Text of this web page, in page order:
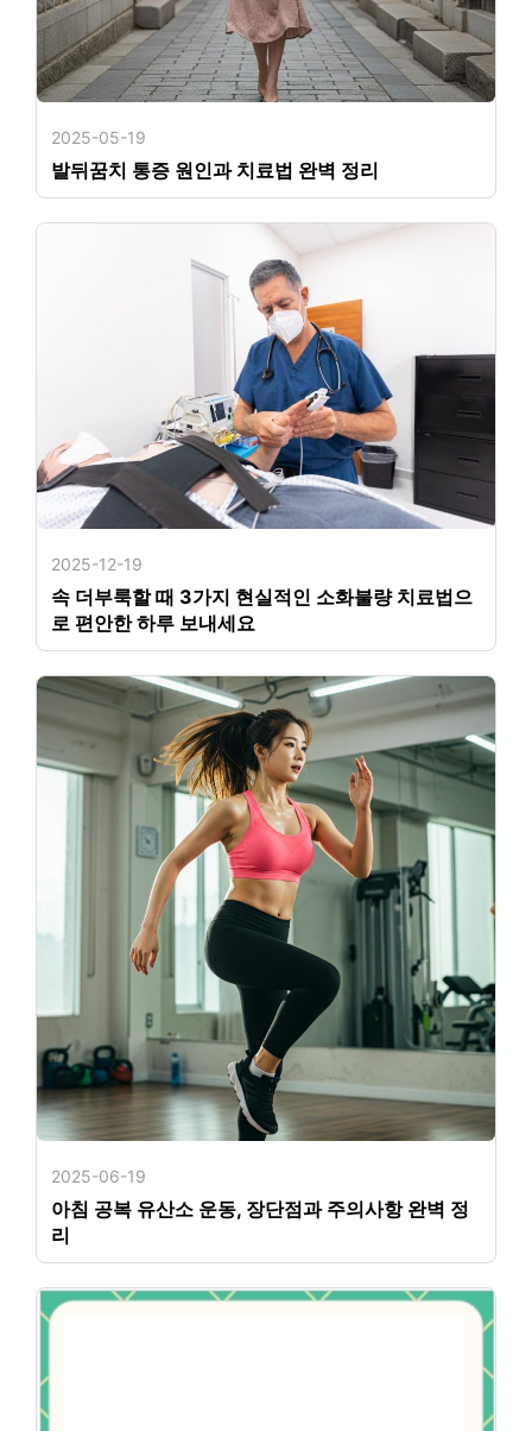
2025-05-19
발뒤꿈치 통증 원인과 치료법 완벽 정리
2025-12-19
속 더부룩할 때 3가지 현실적인 소화불량 치료법으
로 편안한 하루 보내세요
2025-06-19
아침 공복 유산소 운동, 장단점과 주의사항 완벽 정
리